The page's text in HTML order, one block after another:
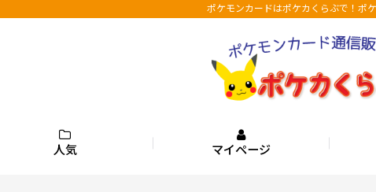
ポケモンカードはポケカくらぶで！ポ
人気 マイページ